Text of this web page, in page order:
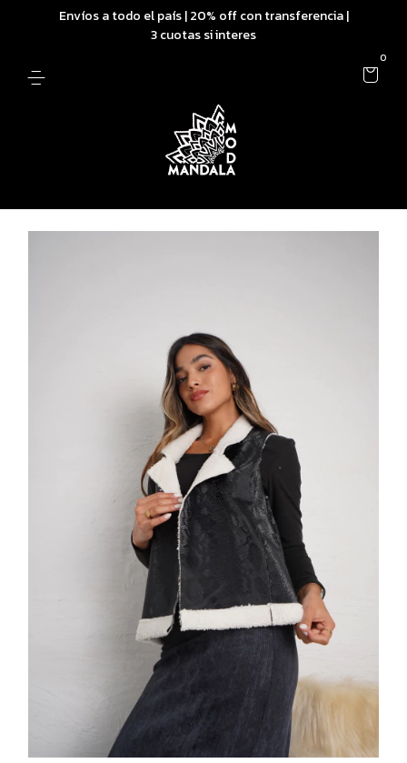
Envíos a todo el país | 20% off con transferencia |
3 cuotas si interes
0